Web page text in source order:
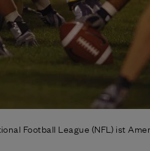
Football League (NFL) ist